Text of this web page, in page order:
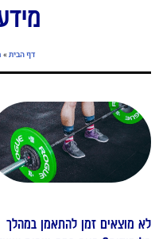
דף הבית»
מוצאים זמן להתאמן במהלך